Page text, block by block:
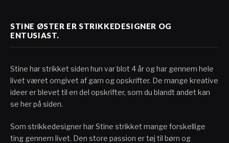
STINE ØSTER ER STRIKKEDESIGNER OG
ENTUSIAST.
Stine har strikket siden hun var blot 4 år og har gennem hele
livet været omgivet af garn og opskrifter. De mange kreative
ideer er blevet til en del opskrifter, som du blandt andet kan
se her på siden.
Som strikkedesigner har Stine strikket mange forskellige
ting gennem livet. Den store passion er tøj til børn og